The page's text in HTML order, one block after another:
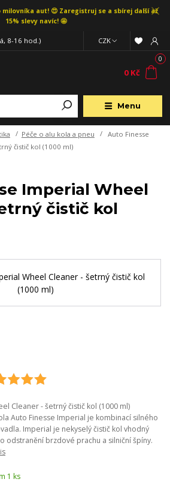
milovníka aut! 😍 Zaregistruj se a sbírej další až
15% slevy navíc! 🤩
Menu
CZK
8-16 hod.)
0
0 Kč
Péče o alu kola a pneu
Auto Finesse
čistič kol (1000 ml)
Imperial Wheel
čistič kol
Cleaner - šetrný čistič kol (1000 ml)
Auto Finesse Imperial je kombinací silného
Imperial je nekyselý čistič kol vhodný
odstranění brzdové prachu a silniční špíny.
1 ks